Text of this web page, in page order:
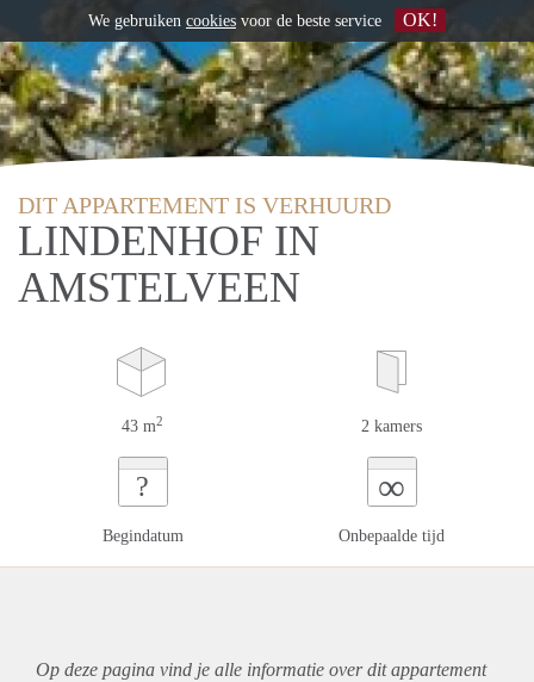
DIT APPARTEMENT IS VERHUURD
LINDENHOF IN
AMSTELVEEN
43 m2 2 kamers
?
Begindatum
∞
Onbepaalde tijd
Op deze pagina vind je alle informatie over ditappartement
We gebruiken cookies voor de beste service OK!